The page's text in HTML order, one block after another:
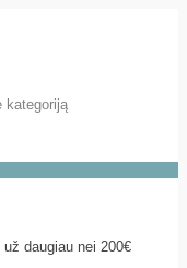
kategoriją
daugiau nei 200€